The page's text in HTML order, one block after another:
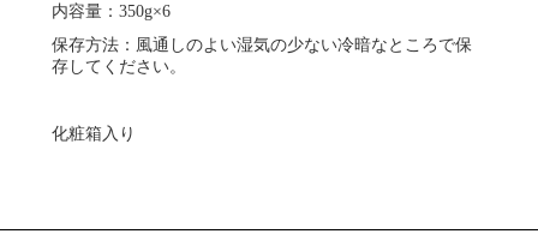
内容量：350g×6
保存方法：風通しのよい湿気の少ない冷暗なところで保
存してください。
化粧箱入り